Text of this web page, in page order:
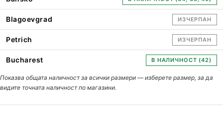
Blagoevgrad ИЗЧЕРПАН
Petrich ИЗЧЕРПАН
Bucharest В НАЛИЧНОСТ (42)
Показва общата наличност за всички размери — изберете размер, за да
видите точната наличност по магазини.